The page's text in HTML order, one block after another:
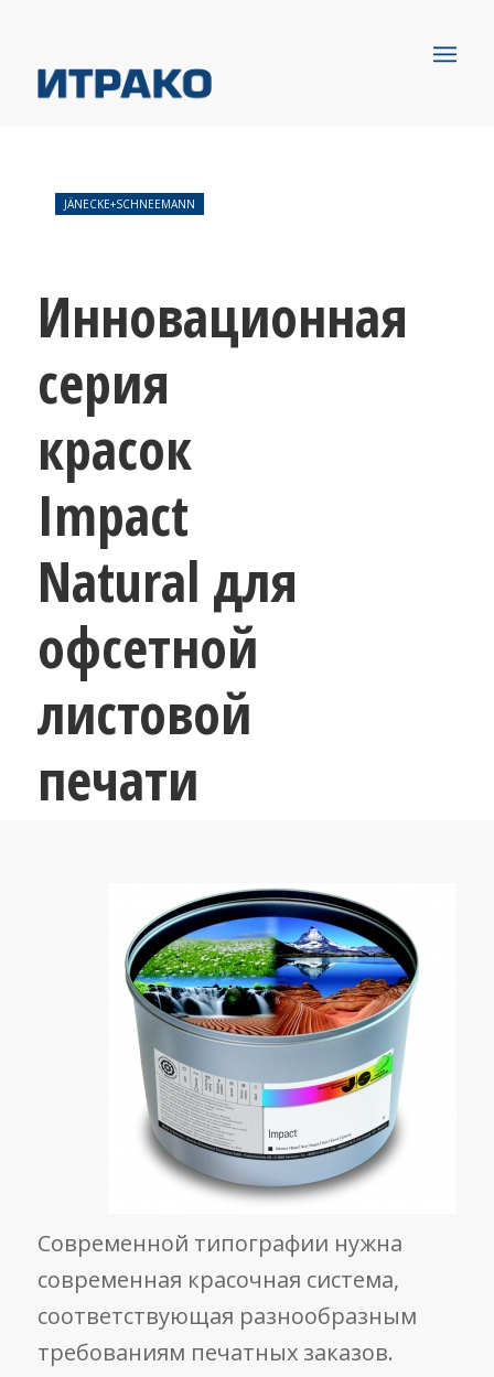
JÄNECKE+SCHNEEMANN
Инновационная
серия
красок
Impact
Natural для
офсетной
листовой
печати
Современной типографии нужна
современная красочная система,
соответствующая разнообразным
требованиям печатных заказов.